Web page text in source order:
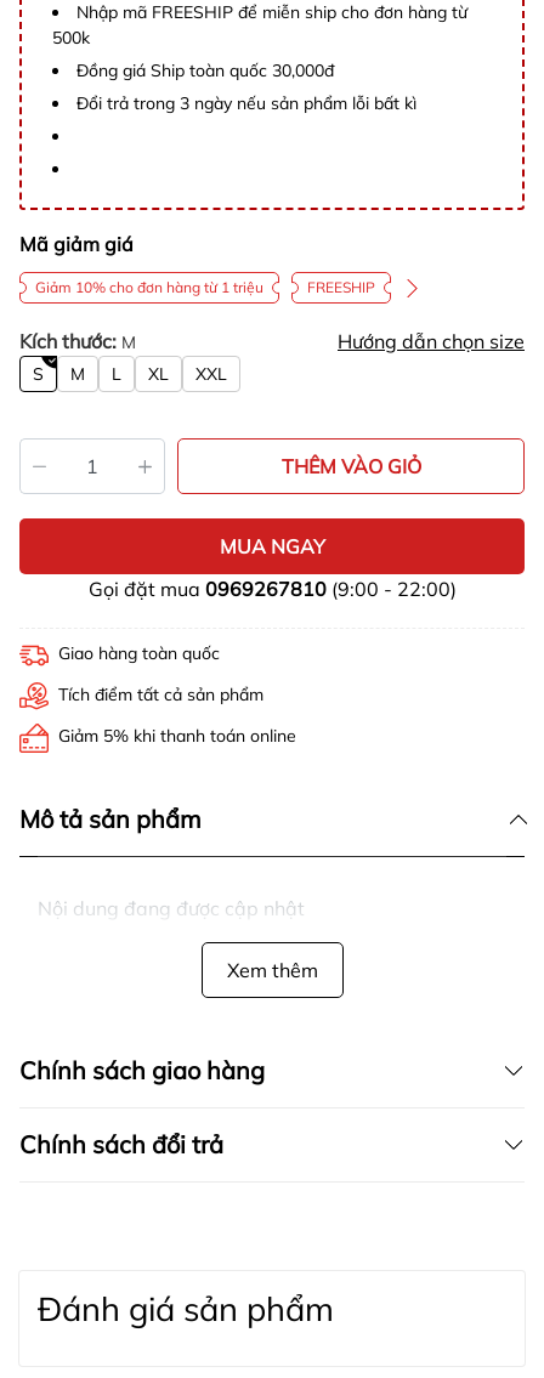
Nhập mã FREESHIP để miễn ship cho đơn hàng từ
500k
Đồng giá Ship toàn quốc 30,000đ
Đổi trả trong 3 ngày nếu sản phẩm lỗi bất kì
Mã giảm giá
Giảm 10% cho đơn hàng từ 1 triệu FREESHIP
Kích thước: M Hướng dẫn chọn size
S M L XL XXL
THÊM VÀO GIỎ
MUA NGAY
Gọi đặt mua 0969267810(9:00 - 22:00)
Giao hàng toàn quốc
Tích điểm tất cả sản phẩm
Giảm 5% khi thanh toán online
Mô tả sản phẩm
Nội dung đang được cập nhật
Xem thêm
Chính sách giao hàng
Chính sách đổi trả
Đánh giá sản phẩm